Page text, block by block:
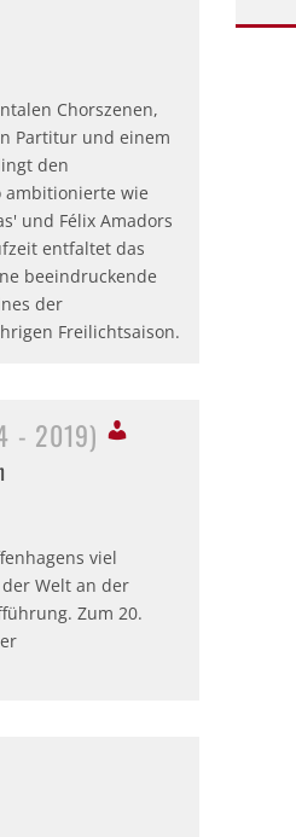
Chorszenen,
Partitur und einem
den
ambitionierte wie
und Félix Amadors
entfaltet das
beeindruckende
der
Freilichtsaison.
- 2019)
viel
Welt an der
Zum 20.